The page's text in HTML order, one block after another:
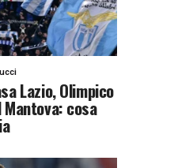
Lazio, Olimpico
cosa